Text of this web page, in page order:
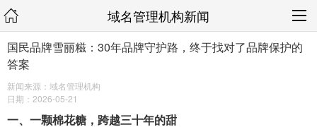
域名管理机构新闻
国民品牌雪丽糍：30年品牌守护路，终于找对了品牌保护的
答案
新闻来源：域名管理机构
日期：2026-05-21
一、 一颗棉花糖，跨越三十年的甜